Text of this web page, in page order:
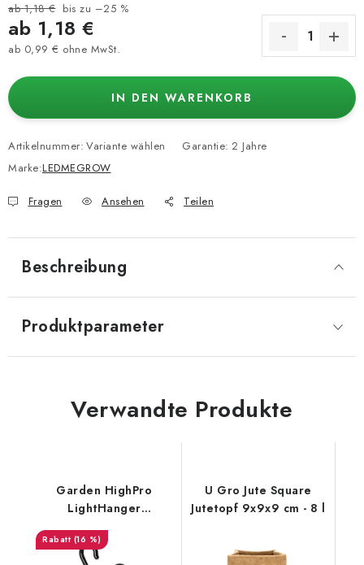
ab 1,18 € bis zu –25 %
ab 1,18 €
ab 0,99 € ohne MwSt.
IN DEN WARENKORB
Artikelnummer: Variante wählen
Marke:LEDMEGROW
Garantie: 2 Jahre
Fragen Ansehen Teilen
Beschreibung
Produktparameter
Verwandte Produkte
Garden HighPro
LightHanger
Aufhängesystem,
Traglast 5 kg
(16 %)
U Gro Jute Square
Jutetopf 9x9x9 cm - 8 l